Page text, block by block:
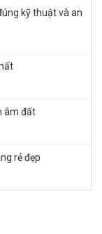
kỹ thuật và an
âm đất
rẻ đẹp